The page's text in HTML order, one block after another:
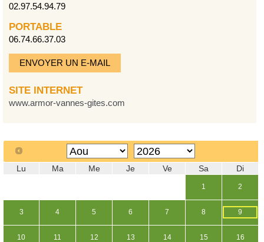
02.97.54.94.79
PORTABLE
06.74.66.37.03
ENVOYER UN E-MAIL
SITE INTERNET
www.armor-vannes-gites.com
Lu Ma Me Je Ve Sa Di
1 2
3 4 5 6 7 8 9
10 11 12 13 14 15 16